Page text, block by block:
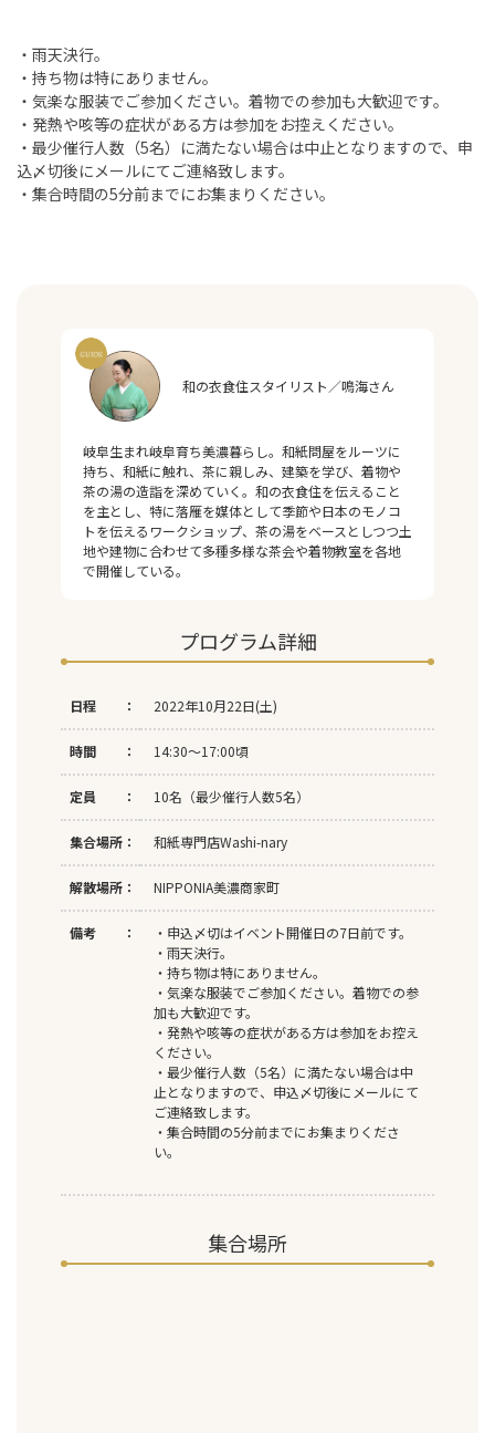
和の衣食住スタイリスト／鳴海さん
岐阜生まれ岐阜育ち美濃暮らし。和紙問屋をルーツに
持ち、和紙に触れ、茶に親しみ、建築を学び、着物や
茶の湯の造詣を深めていく。和の衣食住を伝えること
を主とし、特に落雁を媒体として季節や日本のモノコ
トを伝えるワークショップ、茶の湯をベースとしつつ土
地や建物に合わせて多種多様な茶会や着物教室を各地
で開催している。
集合場所
プログラム詳細
日程 ： 2022年10月22日(土)
時間 ： 14:30～17:00頃
定員 ： 10名（最少催行人数5名）
集合場所： 和紙専門店Washi-nary
解散場所： NIPPONIA美濃商家町
備考 ：
・申込〆切はイベント開催日の7日前です。
・雨天決行。
・持ち物は特にありません。
・気楽な服装でご参加ください。着物での参
加も大歓迎です。
・発熱や咳等の症状がある方は参加をお控え
ください。
・最少催行人数（5名）に満たない場合は中
止となりますので、申込〆切後にメールにて
ご連絡致します。
・集合時間の5分前までにお集まりくださ
い。
・雨天決行。
・持ち物は特にありません。
・気楽な服装でご参加ください。着物での参加も大歓迎です。
・発熱や咳等の症状がある方は参加をお控えください。
・最少催行人数（5名）に満たない場合は中止となりますので、申
込〆切後にメールにてご連絡致します。
・集合時間の5分前までにお集まりください。